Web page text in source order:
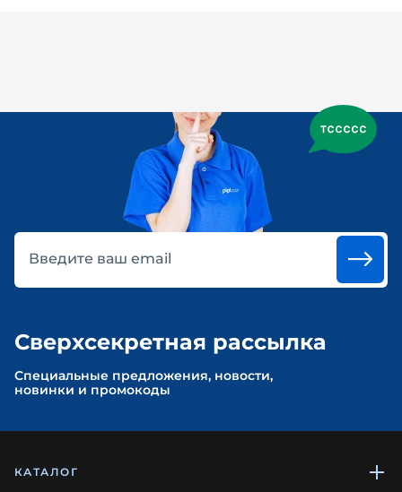
Введите ваш email
Сверхсекретная рассылка
Cпециальные предложения, новости,
новинки и промокоды
КАТАЛОГ